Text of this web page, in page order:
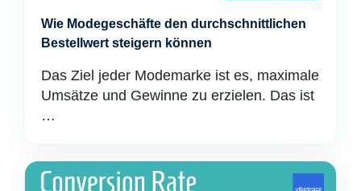
Wie Modegeschäfte den durchschnittlichen
Bestellwert steigern können
Das Ziel jeder Modemarke ist es, maximale
Umsätze und Gewinne zu erzielen. Das ist
…